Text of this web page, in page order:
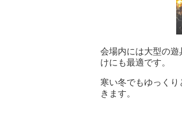
会場内には大型の
けにも最適です。
寒い冬でもゆっく
きます。